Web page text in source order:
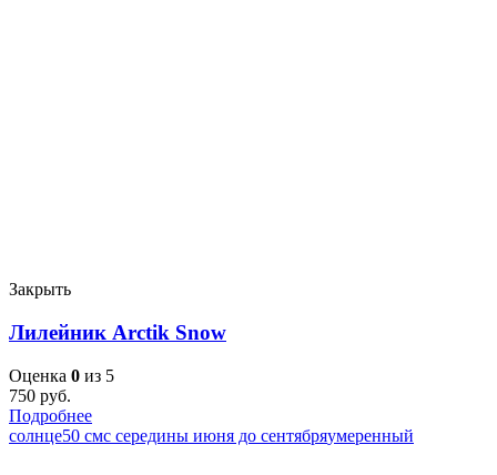
Закрыть
Лилейник Arctik Snow
Оценка 0 из 5
750 руб.
Подробнее
солнце50 смс середины июня до сентябряумеренный